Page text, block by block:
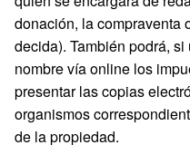
donación, la compraventa
decida). También podrá,
nombre vía online los
presentar las copias
organismos
de la propiedad.